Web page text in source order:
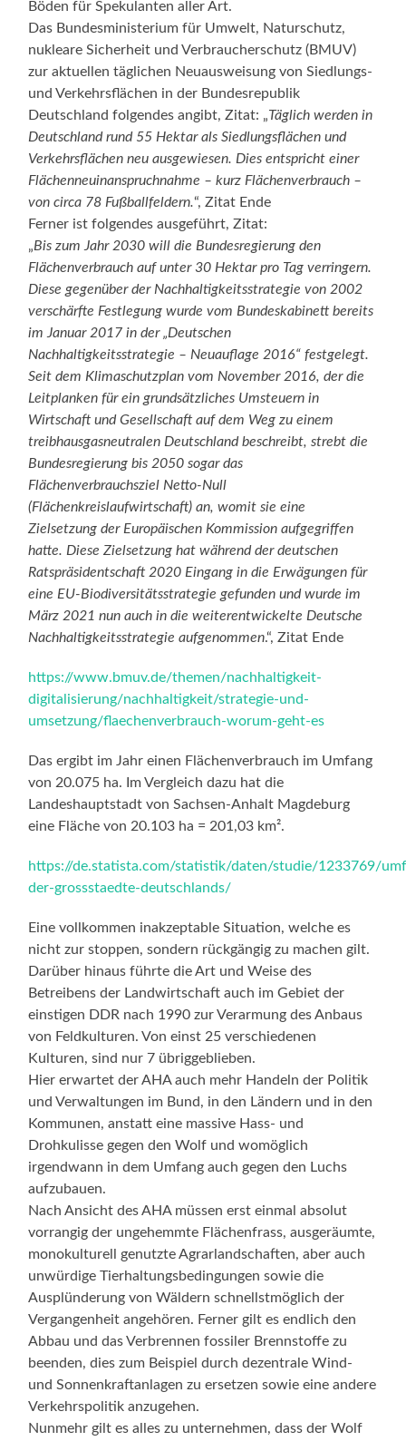
Böden für Spekulanten aller Art.
Das Bundesministerium für Umwelt, Naturschutz,
nukleare Sicherheit und Verbraucherschutz (BMUV)
zur aktuellen täglichen Neuausweisung von Siedlungs-
und Verkehrsflächen in der Bundesrepublik
Deutschland folgendes angibt, Zitat: „Täglich werden in
Deutschland rund 55 Hektar als Siedlungsflächen und
Verkehrsflächen neu ausgewiesen. Dies entspricht einer
Flächenneuinanspruchnahme – kurz Flächenverbrauch –
von circa 78 Fußballfeldern.“, Zitat Ende
Ferner ist folgendes ausgeführt, Zitat:
„Bis zum Jahr 2030 will die Bundesregierung den
Flächenverbrauch auf unter 30 Hektar pro Tag verringern.
Diese gegenüber der Nachhaltigkeitsstrategie von 2002
verschärfte Festlegung wurde vom Bundeskabinett bereits
im Januar 2017 in der „Deutschen
Nachhaltigkeitsstrategie – Neuauflage 2016“ festgelegt.
Seit dem Klimaschutzplan vom November 2016, der die
Leitplanken für ein grundsätzliches Umsteuern in
Wirtschaft und Gesellschaft auf dem Weg zu einem
treibhausgasneutralen Deutschland beschreibt, strebt die
Bundesregierung bis 2050 sogar das
Flächenverbrauchsziel Netto-Null
(Flächenkreislaufwirtschaft) an, womit sie eine
Zielsetzung der Europäischen Kommission aufgegriffen
hatte. Diese Zielsetzung hat während der deutschen
Ratspräsidentschaft 2020 Eingang in die Erwägungen für
eine EU-Biodiversitätsstrategie gefunden und wurde im
März 2021 nun auch in die weiterentwickelte Deutsche
Nachhaltigkeitsstrategie aufgenommen.“, Zitat Ende
https://www.bmuv.de/themen/nachhaltigkeit-
digitalisierung/nachhaltigkeit/strategie-und-
umsetzung/flaechenverbrauch-worum-geht-es
Das ergibt im Jahr einen Flächenverbrauch im Umfang
von 20.075 ha. Im Vergleich dazu hat die
Landeshauptstadt von Sachsen-Anhalt Magdeburg
eine Fläche von 20.103 ha = 201,03 km².
https://de.statista.com/statistik/daten/studie/1233769/
der-grossstaedte-deutschlands/
Eine vollkommen inakzeptable Situation, welche es
nicht zur stoppen, sondern rückgängig zu machen gilt.
Darüber hinaus führte die Art und Weise des
Betreibens der Landwirtschaft auch im Gebiet der
einstigen DDR nach 1990 zur Verarmung des Anbaus
von Feldkulturen. Von einst 25 verschiedenen
Kulturen, sind nur 7 übriggeblieben.
Hier erwartet der AHA auch mehr Handeln der Politik
und Verwaltungen im Bund, in den Ländern und in den
Kommunen, anstatt eine massive Hass- und
Drohkulisse gegen den Wolf und womöglich
irgendwann in dem Umfang auch gegen den Luchs
aufzubauen.
Nach Ansicht des AHA müssen erst einmal absolut
vorrangig der ungehemmte Flächenfrass, ausgeräumte,
monokulturell genutzte Agrarlandschaften, aber auch
unwürdige Tierhaltungsbedingungen sowie die
Ausplünderung von Wäldern schnellstmöglich der
Vergangenheit angehören. Ferner gilt es endlich den
Abbau und das Verbrennen fossiler Brennstoffe zu
beenden, dies zum Beispiel durch dezentrale Wind-
und Sonnenkraftanlagen zu ersetzen sowie eine andere
Verkehrspolitik anzugehen.
Nunmehr gilt es alles zu unternehmen, dass der Wolf